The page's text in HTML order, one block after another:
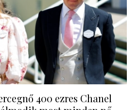
400 ezres Chanel